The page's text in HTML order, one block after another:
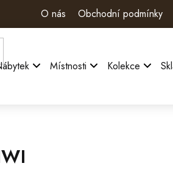
O nás Obchodní podmínky
Místnosti Kolekce